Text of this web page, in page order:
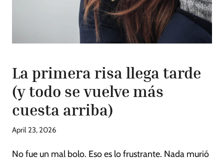
La primera risa llega tarde
(y todo se vuelve más
cuesta arriba)
April 23, 2026
No fue un mal bolo. Eso es lo frustrante. Nada murió